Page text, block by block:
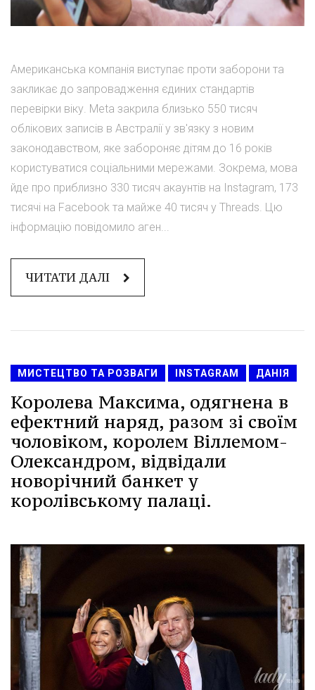
Американська компанія виступає проти заборони та
закликає до запровадження єдиних стандартів
перевірки віку. Meta закрила близько 550 тисяч
облікових записів в Австралії у зв'язку з новим
законодавством, яке забороняє дітям до 16 років
користуватися соціальними мережами. Зокрема, мова
йде про приблизно 330 тисяч акаунтів на Instagram, 173
тисячі на Facebook та майже 40 тисяч у Threads. Цю
інформацію повідомило аген...
ЧИТАТИ ДАЛІ
МИСТЕЦТВО ТА РОЗВАГИ INSTAGRAM ДАНІЯ
Королева Максима, одягнена в
ефектний наряд, разом зі своїм
чоловіком, королем Віллемом-
Олександром, відвідали
новорічний банкет у
королівському палаці.